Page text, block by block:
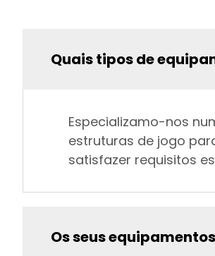
Quais tipos de
Especializamo-nos
estruturas de jogo
satisfazer requisitos
Os seus